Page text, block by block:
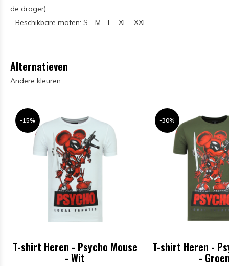
de droger)
- Beschikbare maten: S - M - L - XL - XXL
Alternatieven
Andere kleuren
-15%
T-shirt Heren - Psycho Mouse
- Wit
-30%
T-shirt Heren -
-